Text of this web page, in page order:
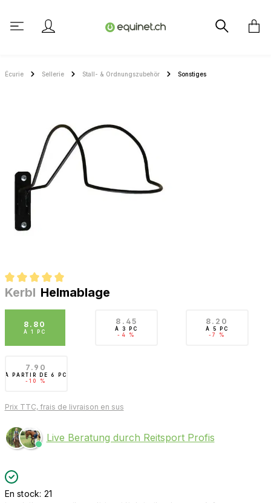
Écurie Sellerie Stall- & Ordnungszubehör Sonstiges
Note moyenne de 5 sur 5 étoiles
Kerbl Helmablage
8.80
À 1 PC
8.45
À3 PC
-4 %
8.20
À
5 PC
-7 %
7.90
À PARTIR DE 6 PC
-10 %
Prix TTC, frais de livraison en sus
Live Beratung durch Reitsport Profis
En stock: 21